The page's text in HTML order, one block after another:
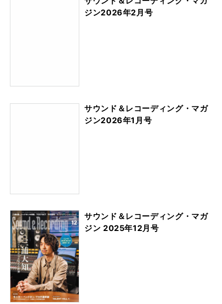
ジン2026年2月号
サウンド＆レコーディング・マガ
ジン2026年1月号
サウンド＆レコーディング・マガ
ジン 2025年12月号